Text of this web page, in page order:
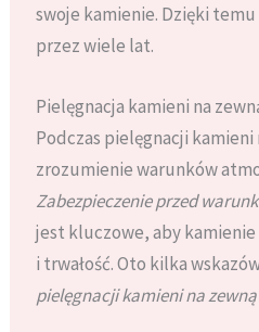
swoje kamienie. Dzięki
przez wiele lat.
Pielęgnacja kamieni na
Podczas pielęgnacji
zrozumienie warunków
Zabezpieczenie przed
jest kluczowe, aby kamienie
i trwałość. Oto kilka
pielęgnacji kamieni na